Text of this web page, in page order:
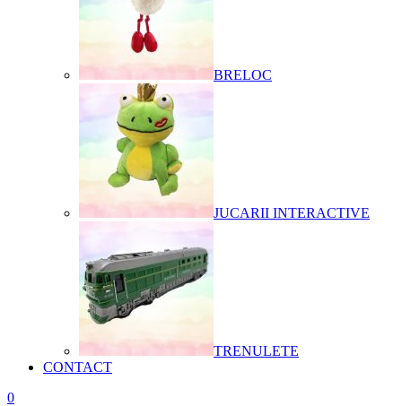
BRELOC
JUCARII INTERACTIVE
TRENULETE
CONTACT
0